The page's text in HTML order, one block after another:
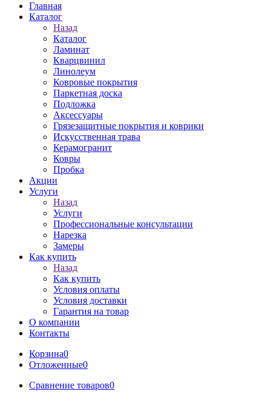
Главная
Каталог
Назад
Каталог
Ламинат
Кварцвинил
Линолеум
Ковровые покрытия
Паркетная доска
Подложка
Аксессуары
Грязезащитные покрытия и коврики
Искусственная трава
Керамогранит
Ковры
Пробка
Акции
Услуги
Назад
Услуги
Профессиональные консультации
Нарезка
Замеры
Как купить
Назад
Как купить
Условия оплаты
Условия доставки
Гарантия на товар
О компании
Контакты
Корзина0
Отложенные0
Сравнение товаров0